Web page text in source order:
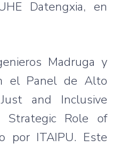
Datengxia, en
Madruga y
el Panel de Alto
and Inclusive
Strategic Role of
por ITAIPU. Este